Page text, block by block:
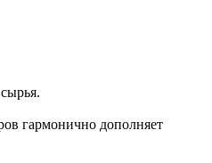
гармонично дополняет